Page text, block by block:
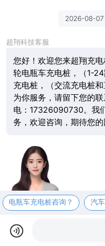
2026-08-07
超翔科技客服
您好！欢迎您来超翔充
轮电瓶车充电桩，（1-
充电桩，（交流充电桩
为你服务，请留下您的
电：17326090730。我
务，欢迎咨询，期待您的
电瓶车充电桩咨询？ 汽